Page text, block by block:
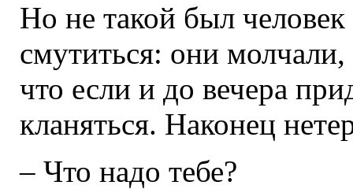
Но не такой был
смутиться: они
что если и до вечера
кланяться. Наконец
– Что надо тебе?